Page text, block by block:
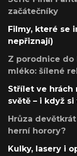
začátečníky
Filmy, které se
nepřiznají)
Z porodnice do
mléko: šílené
Střílet ve hrách
světě – i když
Hrůza
herní horory?
Kulky, lasery i